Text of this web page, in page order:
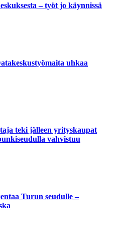
– työt jo käynnissä
uhkaa
teki jälleen yrityskaupat
vahvistuu
Turun seudulle –